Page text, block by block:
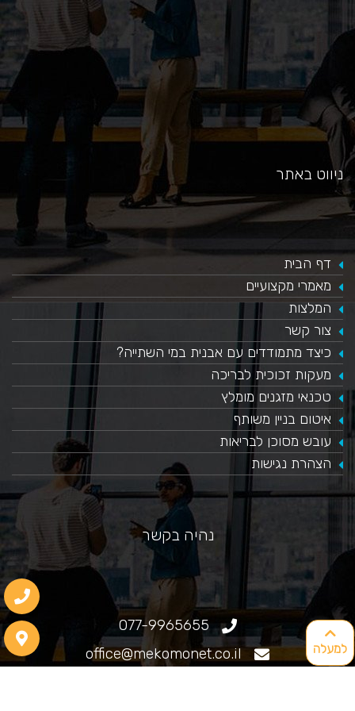
למעלה
ניווט באתר
דף הבית
מאמרי מקצועיים
המלצות
צור קשר
כיצד מתמודדים עם אבנית במי השתייה?
​מעקות זכוכית לבריכה
טכנאי מזגנים מומלץ
איטום בניין משותף
עובש מסוכן לבריאות
הצהרת נגישות
נהיה בקשר
077-9965655
office@mekomonet.co.il